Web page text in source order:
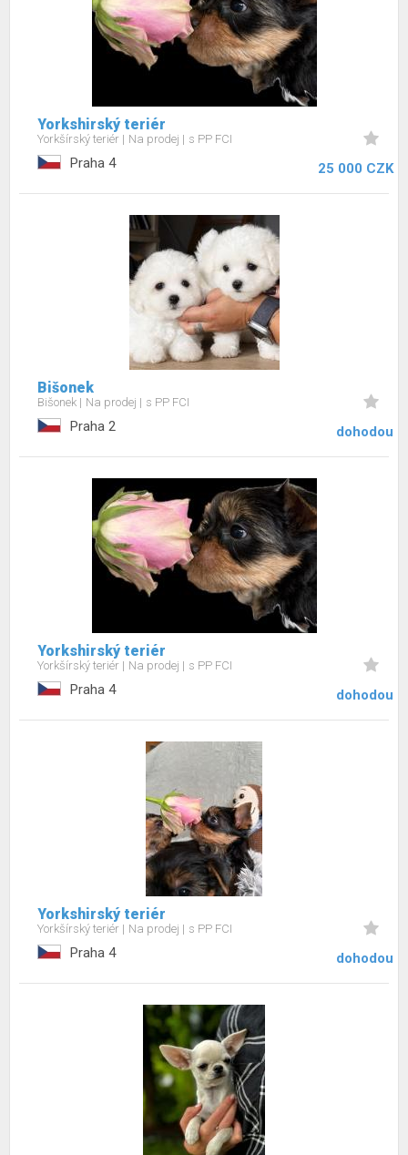
Yorkshirský teriér
Yorkšírský teriér Na prodej s PP FCI
Praha 4 25 000 CZK
Bišonek
Bišonek Na prodej s PP FCI
Praha 2 dohodou
Yorkshirský teriér
Yorkšírský teriér Na prodej s PP FCI
Praha 4 dohodou
Yorkshirský teriér
Yorkšírský teriér Na prodej s PP FCI
Praha 4 dohodou